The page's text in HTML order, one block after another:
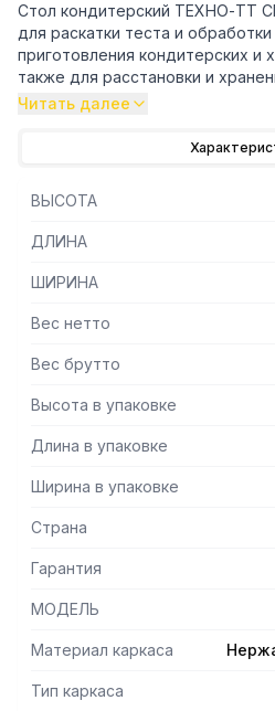
Стол кондитерский ТЕХНО-ТТ
для раскатки теста и
приготовления кондитерских и
также для расстановки и
инвентаря на предприятиях
— Столешница: бук (толщина 40
— Каркас разборный из трубы
стали AISI 304 толщиной 1,2 мм
— Полка-решетка из
— Регулируемые опоры
Читать далее
ВЫСОТА
ДЛИНА
ШИРИНА
Вес нетто
Вес брутто
Высота в упаковке
Длина в упаковке
Ширина в упаковке
Страна
Гарантия
МОДЕЛЬ
Материал каркаса
Тип каркаса